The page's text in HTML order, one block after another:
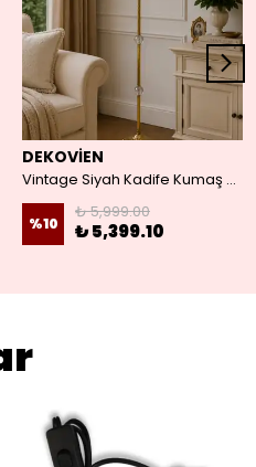
DEKOVİEN
Vintage Siyah Kadife Kumaş Kaplama Lambader Gold Metal Ayak
%10
₺ 5,999.00
₺ 5,399.10